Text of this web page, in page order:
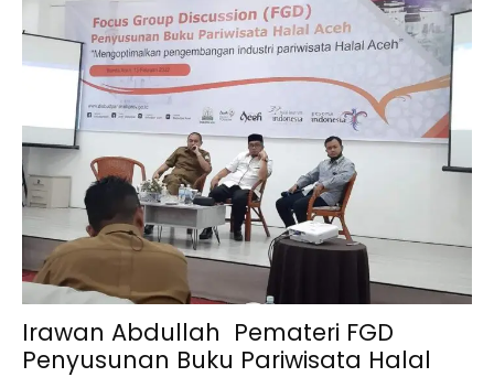
Irawan Abdullah Pemateri FGD
Penyusunan Buku Pariwisata Halal